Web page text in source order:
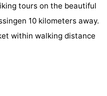
tours on the beautiful
10 kilometers away.
within walking distance